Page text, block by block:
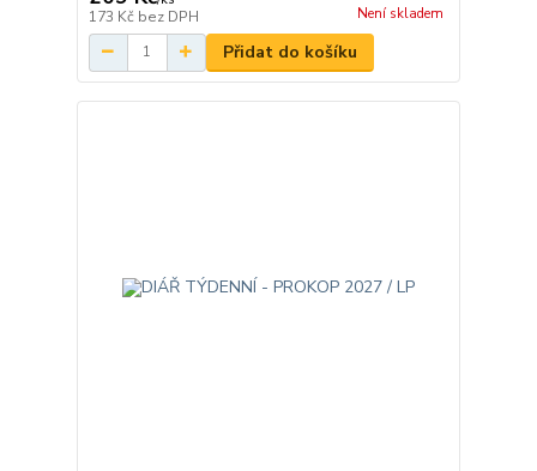
173 Kč bez DPH Není skladem
Přidat do košíku